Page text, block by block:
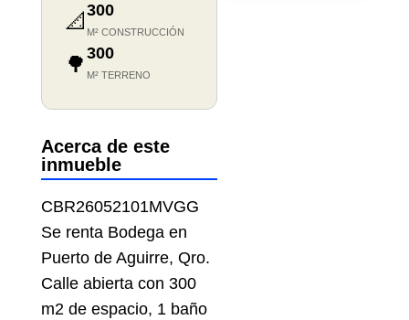
📐 300
M² CONSTRUCCIÓN
🌳 300
M² TERRENO
Acerca de este
inmueble
CBR26052101MVGG
Se renta Bodega en
Puerto de Aguirre, Qro.
Calle abierta con 300
m2 de espacio, 1 baño